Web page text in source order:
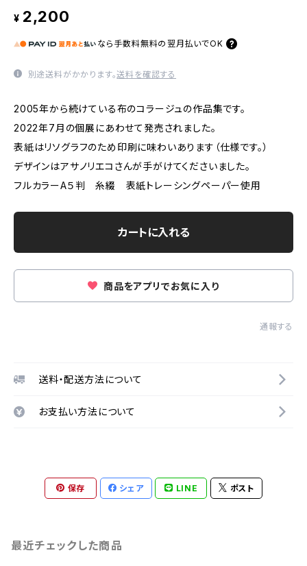
¥ 2,200
なら 手数料無料の 翌月払いでOK
別途送料がかかります。送料を確認する
2005年から続けている布のコラージュの作品集です。
2022年7月の個展にあわせて発売されました。
表紙はリソグラフのため印刷に味わいあります（仕様です。）
デザインはアサノリエコさんが手がけてくださいました。
フルカラーA５判 糸綴 表紙トレーシングペーパー使用
カートに入れる
商品をアプリでお気に入り
通報する
送料・配送方法について
お支払い方法について
保存 シェア LINE ポスト
最近チェックした商品